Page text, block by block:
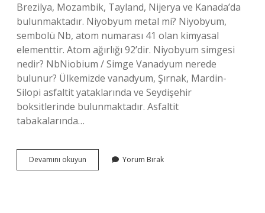
Brezilya, Mozambik, Tayland, Nijerya ve Kanada’da
bulunmaktadır. Niyobyum metal mi? Niyobyum,
sembolü Nb, atom numarası 41 olan kimyasal
elementtir. Atom ağırlığı 92’dir. Niyobyum simgesi
nedir? NbNiobium / Simge Vanadyum nerede
bulunur? Ülkemizde vanadyum, Şırnak, Mardin-
Silopi asfaltit yataklarında ve Seydişehir
boksitlerinde bulunmaktadır. Asfaltit
tabakalarında…
Devamını okuyun Niyobyum
Nerede
Yorum Bırak